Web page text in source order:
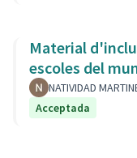
Material
escoles del
NATIVIDAD
Acceptada